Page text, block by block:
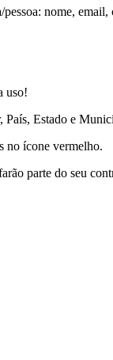
nome,
uso!
País, Estado e
no ícone vermelho.
parte do seu